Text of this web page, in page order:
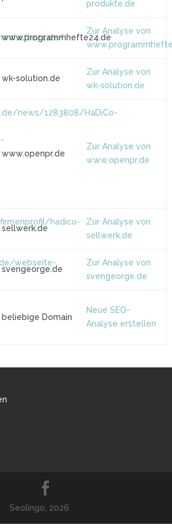
produkte.de
www.programmhefte24.de
Zur Analyse von
wk-solution.de
Zur Analyse von
wk-solution.de
news/1283808/HaDiCo-
www.openpr.de
Zur Analyse von
www.openpr.de
hadico-
sellwerk.de
Zur Analyse von
sellwerk.de
webseite-
svengeorge.de
Zur Analyse von
svengeorge.de
beliebige Domain
Neue SEO-
Analyse erstellen
Seolingo, 2026